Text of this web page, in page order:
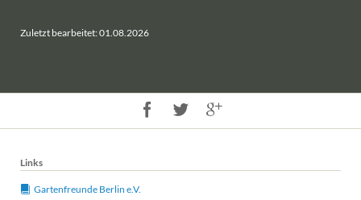
Zuletzt bearbeitet: 01.08.2026
Links
Gartenfreunde Berlin e.V.